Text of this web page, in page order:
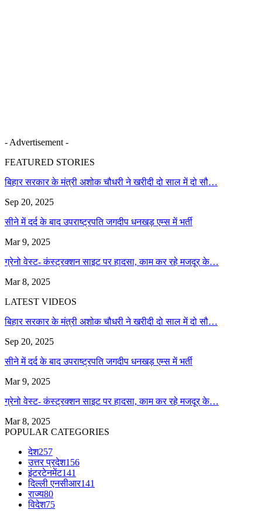
- Advertisement -
FEATURED STORIES
बिहार सरकार के मंत्री अशोक चौधरी ने खरीदी दो साल में दो सौ…
Sep 20, 2025
सीने में दर्द के बाद उपराष्ट्रपति जगदीप धनखड़ एम्स में भर्ती
Mar 9, 2025
ग्रेनो वेस्ट- कंस्ट्रक्शन साइट पर हादसा, काम कर रहे मजदूर के…
Mar 8, 2025
LATEST VIDEOS
बिहार सरकार के मंत्री अशोक चौधरी ने खरीदी दो साल में दो सौ…
Sep 20, 2025
सीने में दर्द के बाद उपराष्ट्रपति जगदीप धनखड़ एम्स में भर्ती
Mar 9, 2025
ग्रेनो वेस्ट- कंस्ट्रक्शन साइट पर हादसा, काम कर रहे मजदूर के…
Mar 8, 2025
POPULAR CATEGORIES
देश257
उत्तर प्रदेश156
इंटरटेनमेंट141
दिल्ली एनसीआर141
राज्य80
विदेश75